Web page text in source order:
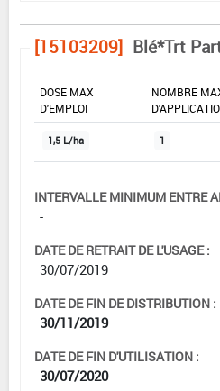
[15103209] Blé*Trt
DOSE MAX
D'EMPLOI
NOMBRE
1,5 L/ha 1
INTERVALLE MINIMUM ENTRE
-
DATE DE RETRAIT DE L'USAGE :
30/07/2019
DATE DE FIN DE DISTRIBUTION :
30/11/2019
DATE DE FIN D'UTILISATION :
30/07/2020